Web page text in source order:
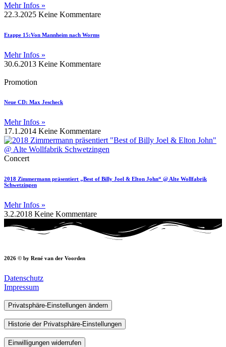
Mehr Infos »
22.3.2025 Keine Kommentare
Etappe 15:Von Mannheim nach Worms
Mehr Infos »
30.6.2013 Keine Kommentare
Promotion
Neue CD: Max Jescheck
Mehr Infos »
17.1.2014 Keine Kommentare
Concert
2018 Zimmermann präsentiert „Best of Billy Joel & Elton John“ @ Alte Wollfabrik
Schwetzingen
Mehr Infos »
3.2.2018 Keine Kommentare
2026 © by René van der Voorden
Datenschutz
Impressum
Privatsphäre-Einstellungen ändern
Historie der Privatsphäre-Einstellungen
Einwilligungen widerrufen